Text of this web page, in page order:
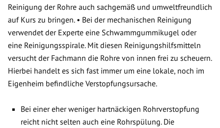
Reinigung der Rohre auch sachgemäß und umweltfreundlich
auf Kurs zu bringen. • Bei der mechanischen Reinigung
verwendet der Experte eine Schwammgummikugel oder
eine Reinigungsspirale. Mit diesen Reinigungshilfsmitteln
versucht der Fachmann die Rohre von innen frei zu scheuern.
Hierbei handelt es sich fast immer um eine lokale, noch im
Eigenheim befindliche Verstopfungsursache.
Bei einer eher weniger hartnäckigen Rohrverstopfung
reicht nicht selten auch eine Rohrspülung. Die